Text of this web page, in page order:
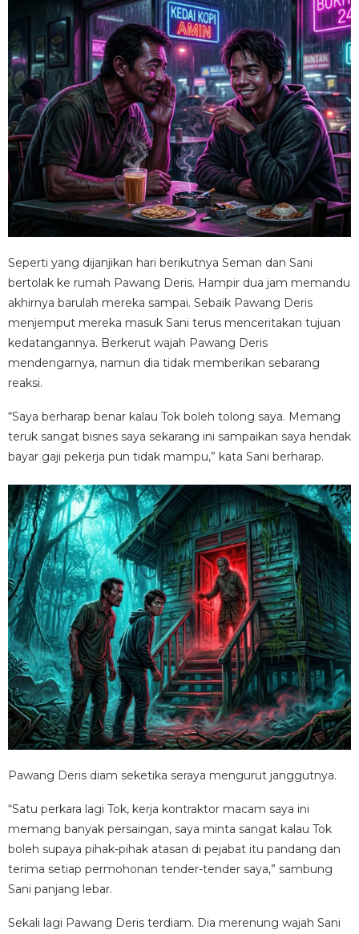
Seperti yang dijanjikan hari berikutnya Seman dan Sani
bertolak ke rumah Pawang Deris. Hampir dua jam memandu
akhirnya barulah mereka sampai. Sebaik Pawang Deris
menjemput mereka masuk Sani terus menceritakan tujuan
kedatangannya. Berkerut wajah Pawang Deris
mendengarnya, namun dia tidak memberikan sebarang
reaksi.
“Saya berharap benar kalau Tok boleh tolong saya. Memang
teruk sangat bisnes saya sekarang ini sampaikan saya hendak
bayar gaji pekerja pun tidak mampu,” kata Sani berharap.
Pawang Deris diam seketika seraya mengurut janggutnya.
“Satu perkara lagi Tok, kerja kontraktor macam saya ini
memang banyak persaingan, saya minta sangat kalau Tok
boleh supaya pihak-pihak atasan di pejabat itu pandang dan
terima setiap permohonan tender-tender saya,” sambung
Sani panjang lebar.
Sekali lagi Pawang Deris terdiam. Dia merenung wajah Sani